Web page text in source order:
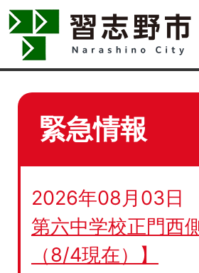
緊急情報
2026年08月03日
第六中学校正門西
（8/4現在）】